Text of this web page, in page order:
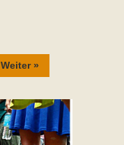
Weiter »